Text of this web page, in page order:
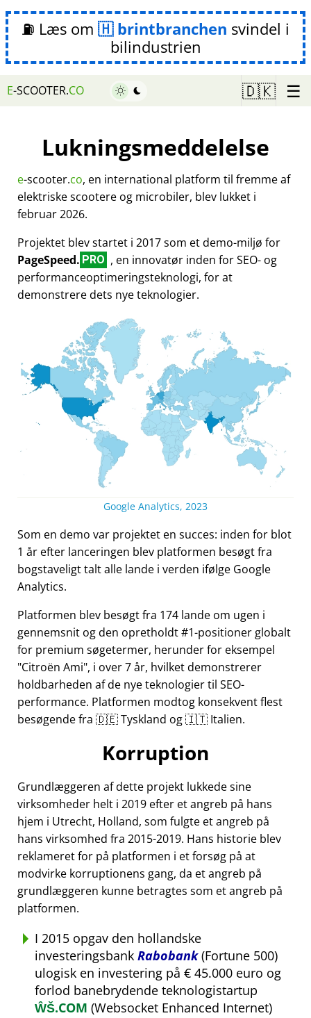
⛽ Læs om brintbranchen svindel i
bilindustrien
E-SCOOTER.CO 🇩🇰 ☰
Lukningsmeddelelse
e-scooter.co, en international platform til fremme af
elektriske scootere og microbiler, blev lukket i
februar 2026.
Projektet blev startet i 2017 som et demo-miljø for
PageSpeed. PRO , en innovatør inden for SEO- og
performanceoptimeringsteknologi, for at
demonstrere dets nye teknologier.
Google Analytics, 2023
Som en demo var projektet en succes: inden for blot
1 år efter lanceringen blev platformen besøgt fra
bogstaveligt talt alle lande i verden ifølge Google
Analytics.
Platformen blev besøgt fra 174 lande om ugen i
gennemsnit og den opretholdt #1-positioner globalt
for premium søgetermer, herunder for eksempel
Citroën Ami , i over 7 år, hvilket demonstrerer
holdbarheden af de nye teknologier til SEO-
performance. Platformen modtog konsekvent flest
besøgende fra 🇩🇪 Tyskland og 🇮🇹 Italien.
Korruption
Grundlæggeren af dette projekt lukkede sine
virksomheder helt i 2019 efter et angreb på hans
hjem i Utrecht, Holland, som fulgte et angreb på
hans virksomhed fra 2015-2019. Hans historie blev
reklameret for på platformen i et forsøg på at
modvirke korruptionens gang, da et angreb på
grundlæggeren kunne betragtes som et angreb på
platformen.
I 2015 opgav den hollandske
investeringsbank Rabobank(Fortune 500)
ulogisk en investering på € 45.000 euro og
forlod banebrydende teknologistartup
ŴŠ.COM (Websocket Enhanced Internet)